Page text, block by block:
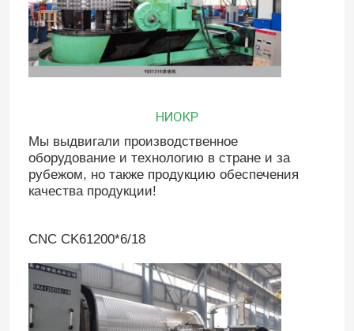
кран на гусеничном ходе паука
Кран на козлах
кран кливера
Морской гидравлический ворот
Lifter вакуума стеклянный
НИОКР
Мы выдвигали производственное
оборудование и технологию в стране и за
рубежом, но также продукцию обеспечения
качества продукции!
CNC CK61200*6/18